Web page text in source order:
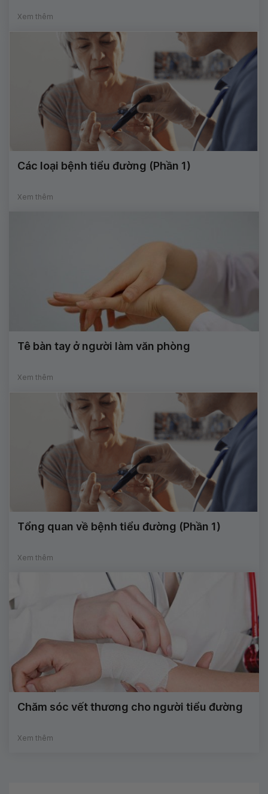
Xem thêm
Các loại bệnh tiểu đường (Phần 1)
Xem thêm
Tê bàn tay ở người làm văn phòng
Xem thêm
Tổng quan về bệnh tiểu đường (Phần 1)
Xem thêm
Chăm sóc vết thương cho người tiểu đường
Xem thêm